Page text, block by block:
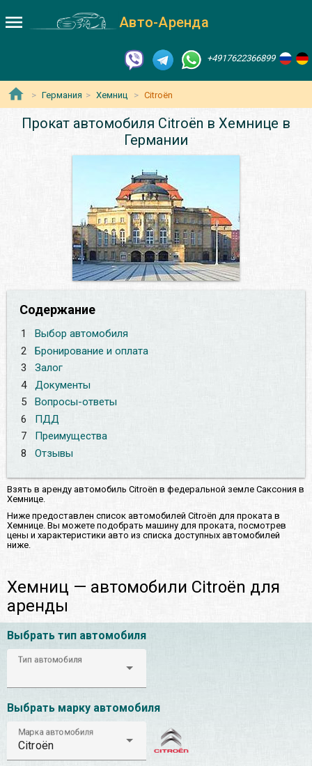
Авто-Аренда
+4917622366899
Германия Хемниц Citroën
Прокат автомобиля Citroën в Хемнице в
Германии
Содержание
1
Выбор автомобиля
2
Бронирование и оплата
3
Залог
4
Документы
5
Вопросы-ответы
6
ПДД
7
Преимущества
8
Отзывы
Взять в аренду автомобиль Citroën в федеральной земле Саксония в
Хемнице.
Ниже предоставлен список автомобилей Citroën для проката в
Хемнице. Вы можете подобрать машину для проката, посмотрев
цены и характеристики авто из списка доступных автомобилей
ниже.
Хемниц — автомобили Citroën для
аренды
Выбрать тип автомобиля
Тип автомобиля
Выбрать марку автомобиля
Марка автомобиля
Citroën